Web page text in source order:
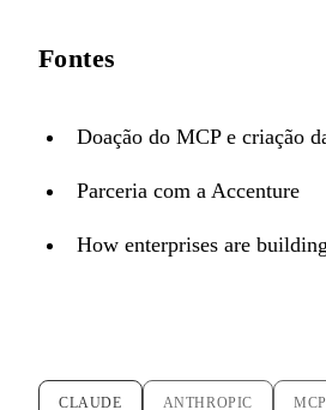
Fontes
Doação do MCP e criação
Parceria com a Accenture
How enterprises are
CLAUDE ANTHROPIC MCP